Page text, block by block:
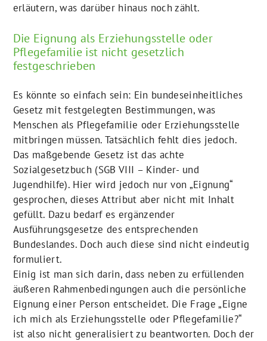
erläutern, was darüber hinaus noch zählt.
Die Eignung als Erziehungsstelle oder
Pflegefamilie ist nicht gesetzlich
festgeschrieben
Es könnte so einfach sein: Ein bundeseinheitliches
Gesetz mit festgelegten Bestimmungen, was
Menschen als Pflegefamilie oder Erziehungsstelle
mitbringen müssen. Tatsächlich fehlt dies jedoch.
Das maßgebende Gesetz ist das achte
Sozialgesetzbuch (SGB VIII – Kinder- und
Jugendhilfe). Hier wird jedoch nur von „Eignung“
gesprochen, dieses Attribut aber nicht mit Inhalt
gefüllt. Dazu bedarf es ergänzender
Ausführungsgesetze des entsprechenden
Bundeslandes. Doch auch diese sind nicht eindeutig
formuliert.
Einig ist man sich darin, dass neben zu erfüllenden
äußeren Rahmenbedingungen auch die persönliche
Eignung einer Person entscheidet. Die Frage „Eigne
ich mich als Erziehungsstelle oder Pflegefamilie?“
ist also nicht generalisiert zu beantworten. Doch der